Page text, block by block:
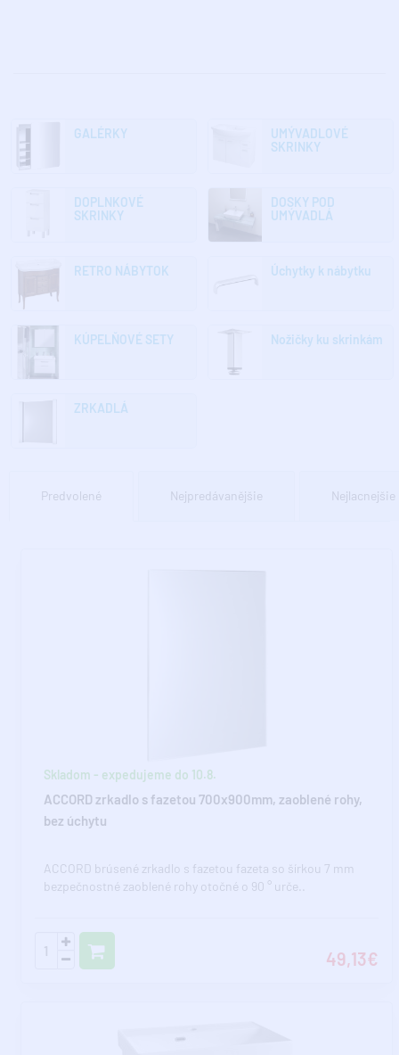
GALÉRKY
UMÝVADLOVÉ
SKRINKY
DOPLNKOVÉ
SKRINKY
DOSKY POD
UMÝVADLÁ
RETRO NÁBYTOK Úchytky k nábytku
KÚPELŇOVÉ SETY Nožičky ku skrinkám
ZRKADLÁ
Predvolené Nejpredávanějšie Nejlacnejšie
Skladom - expedujeme do 10.8.
ACCORD zrkadlo s fazetou 700x900mm, zaoblené rohy,
bez úchytu
ACCORD brúsené zrkadlo s fazetou fazeta so šírkou 7 mm
bezpečnostné zaoblené rohy otočné o 90 ° urče..
49,13€